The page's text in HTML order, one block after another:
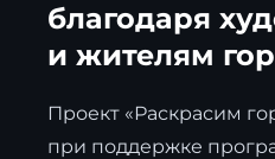
благодаря
и жителям
Проект «Раскрасим
при поддержке